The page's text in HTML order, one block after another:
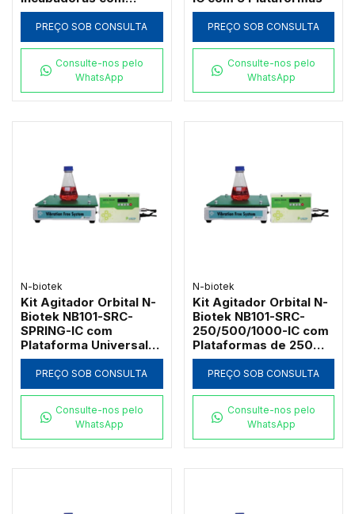
Suporte para 6
Microplacas
PREÇO SOB CONSULTA
Consulte-nos pelo
WhatsApp
PREÇO SOB CONSULTA
Consulte-nos pelo
WhatsApp
N-biotek
Kit Agitador Orbital N-
Biotek NB101-SRC-
SPRING-IC com
Plataforma Universal
de Molas para Frascos
Mistos
PREÇO SOB CONSULTA
Consulte-nos pelo
WhatsApp
N-biotek
Kit Agitador Orbital N-
Biotek NB101-SRC-
250/500/1000-IC com
Plataformas de 250ml,
500ml e 1000ml
PREÇO SOB CONSULTA
Consulte-nos pelo
WhatsApp